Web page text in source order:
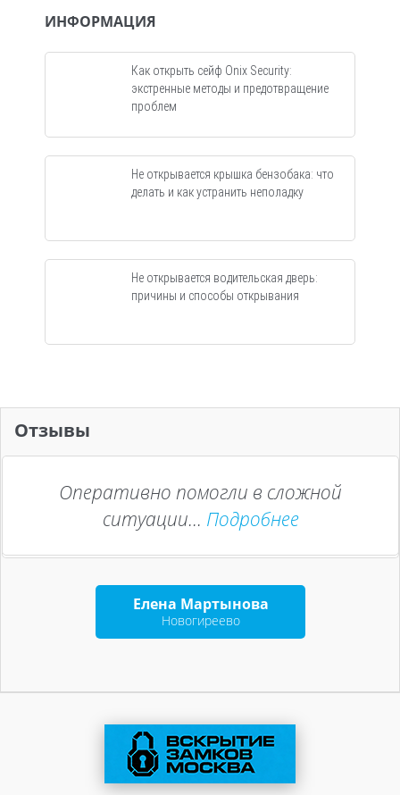
ИНФОРМАЦИЯ
Как открыть сейф Onix Security:
экстренные методы и предотвращение
проблем
Не открывается крышка бензобака: что
делать и как устранить неполадку
Не открывается водительская дверь:
причины и способы открывания
Отзывы
Оперативно помогли в сложной
ситуации... Подробнее
Елена Мартынова
Новогиреево